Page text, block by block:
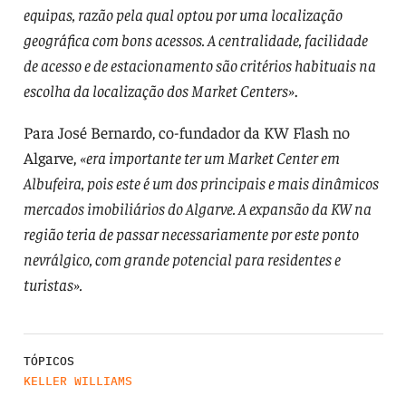
equipas, razão pela qual optou por uma localização
geográfica com bons acessos. A centralidade, facilidade
de acesso e de estacionamento são critérios habituais na
escolha da localização dos Market Centers».
Para José Bernardo, co-fundador da KW Flash no
Algarve, «era importante ter um Market Center em
Albufeira, pois este é um dos principais e mais dinâmicos
mercados imobiliários do Algarve. A expansão da KW na
região teria de passar necessariamente por este ponto
nevrálgico, com grande potencial para residentes e
turistas».
TÓPICOS
KELLER WILLIAMS